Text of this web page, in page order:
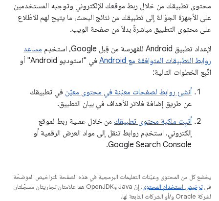
محتوى تطبيقك من خلال ربط موقعك الإلكتروني وتوجيه المستخدمين
على الأجهزة الجوّالة إلى تطبيقك من نتائج البحث، ما يتيح لهم الاطّلاع
على محتوى التطبيق مباشرةً بدلاً من صفحة الويب.
لإعداد تطبيق Android للفهرسة من قِبل Google، استخدِم
مساعد
روابط التطبيقات المتوافقة مع Android
في "استوديو Android" أو
اتّبِع الخطوات التالية:
أنشئ روابط لصفحات معيّنة في محتوى معيّن في تطبيقك
عن طريق إضافة فلاتر الأهداف في بيان التطبيق.
أثبِت ملكية محتوى تطبيقك من خلال عملية ربط لموقع
إلكتروني. استخدِم روابط تنقل إلى مواد العرض الرقمية أو
Google Search Console.
يخضع كل من المحتوى وعيّنات التعليمات البرمجية في هذه الصفحة للتراخيص الموضحّة
فيترخيص استخدام المحتوى
. إنّ Java وOpenJDK هما علامتان تجاريتان مسجَّلتان
لشركة Oracle و/أو الشركات التابعة لها.